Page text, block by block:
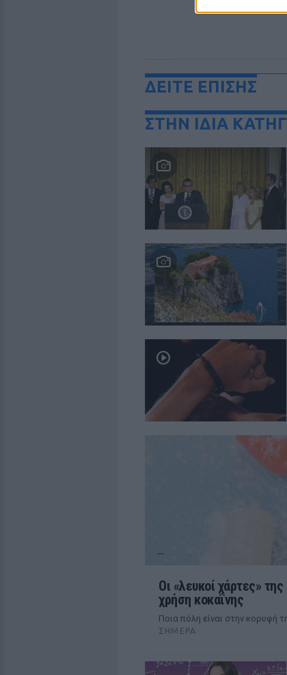
ΔΕΙΤΕ ΕΠΙΣΗΣ
ΣΤΗΝ ΙΔΙΑ
Οι «λευκοί χάρτες»
χρήση κοκαΐνης
Ποια πόλη είναι στην κορυφή
ΣΉΜΕΡΑ